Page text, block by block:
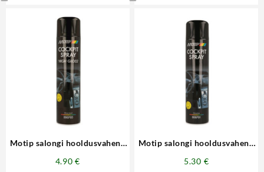
Motip salongi hooldusvahend
4.90€
Motip salongi hooldusvahend
5.30 €